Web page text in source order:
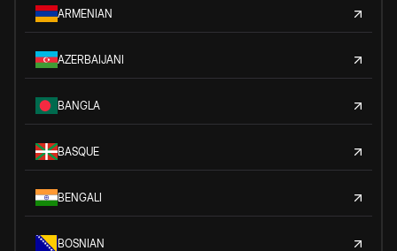
ARMENIAN
AZERBAIJANI
BANGLA
BASQUE
BENGALI
BOSNIAN